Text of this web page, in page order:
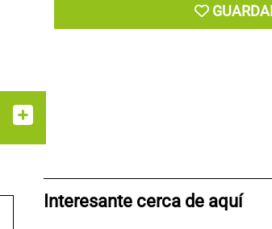
Interesante cerca de aquí